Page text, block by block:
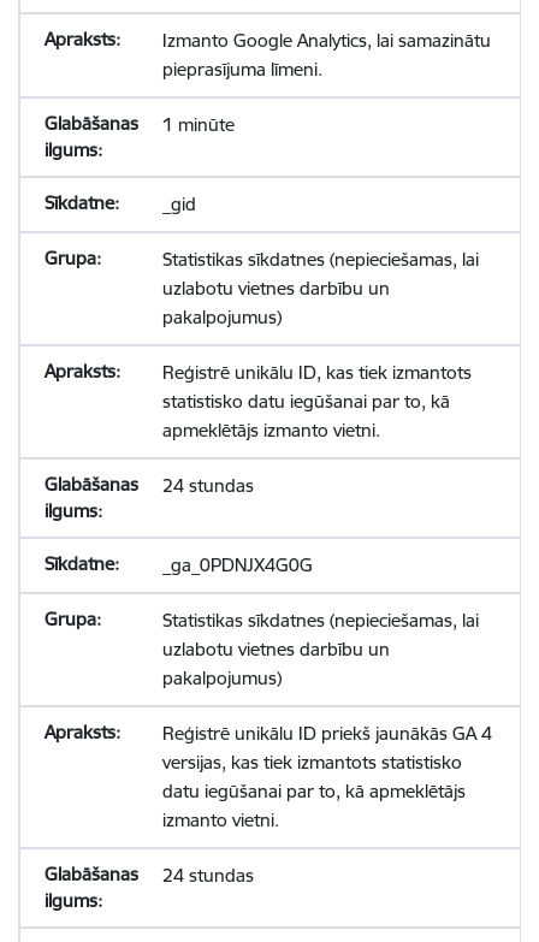
Izmanto Google Analytics, lai samazinātu
pieprasījuma līmeni.
1 minūte
_gid
Statistikas sīkdatnes (nepieciešamas, lai
uzlabotu vietnes darbību un
pakalpojumus)
Reģistrē unikālu ID, kas tiek izmantots
statistisko datu iegūšanai par to, kā
apmeklētājs izmanto vietni.
24 stundas
_ga_0PDNJX4G0G
Statistikas sīkdatnes (nepieciešamas, lai
uzlabotu vietnes darbību un
pakalpojumus)
Reģistrē unikālu ID priekš jaunākās GA 4
versijas, kas tiek izmantots statistisko
datu iegūšanai par to, kā apmeklētājs
izmanto vietni.
24 stundas